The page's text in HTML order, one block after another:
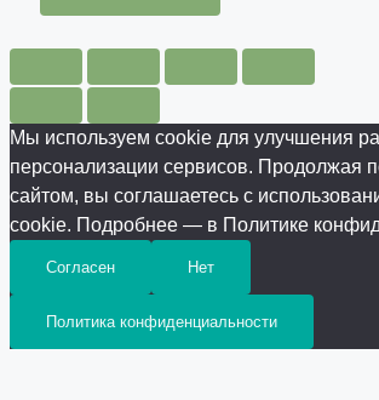
Мы используем cookie для улучшения
персонализации сервисов. Продолжая
сайтом, вы соглашаетесь с
cookie. Подробнее — в Политике
Согласен Нет
Политика конфиденциальности